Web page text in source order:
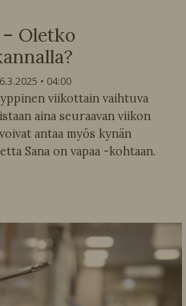
Oletko
04:00
viikottain vaihtuva
aina seuraavan viikon
antaa myös kynän
Sana on vapaa -kohtaan.